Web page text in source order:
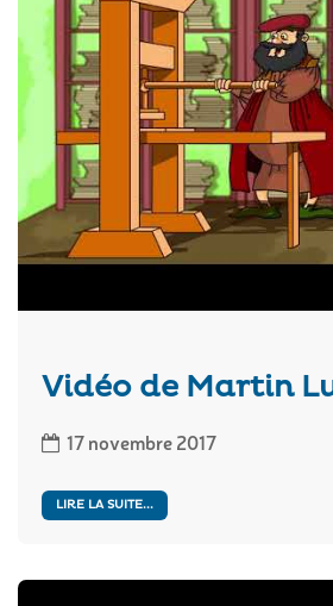
Vidéo de Martin
17 novembre 2017
LIRE LA SUITE...